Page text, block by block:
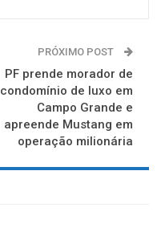
PRÓXIMO POST
PF prende morador de
condomínio de luxo em
Campo Grande e
apreende Mustang em
operação milionária